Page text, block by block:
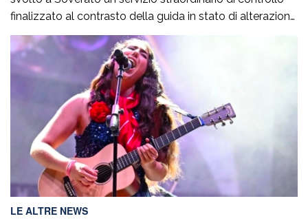
finalizzato al contrasto della guida in stato di alterazione
psicofisica, con particolare attenzione all’abuso di alcol e
all’assunzione di sostanze stupefacenti o
psicotrope.Nell’ambito dell’attività sono stati predisposti
posti di controllo lungo le principali arterie di
collegamento […]
LE ALTRE NEWS